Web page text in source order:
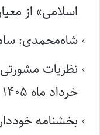
اسلامی» از
شاه‌محمدی:
نظریات
خرداد ماه ۱۴۰۵
بخشنامه